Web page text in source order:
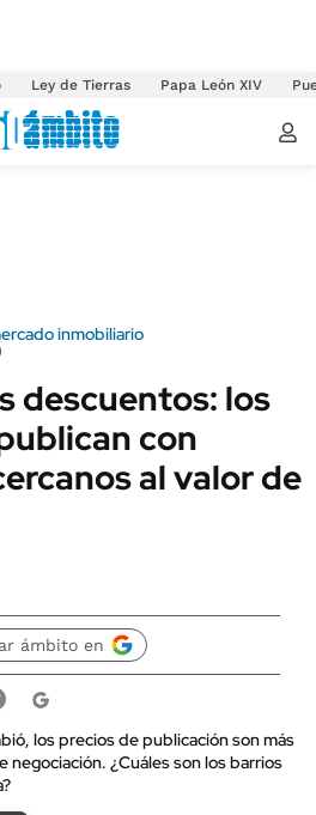
Ley de Tierras Papa León XIV
inmobiliario
descuentos: los
con
al valor de
ámbito en
los precios de publicación son más
negociación. ¿Cuáles son los barrios